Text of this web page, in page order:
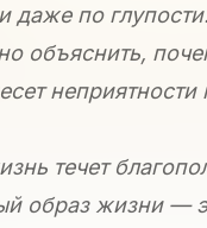
даже по глупости.
объяснить,
течет
образ жизни —